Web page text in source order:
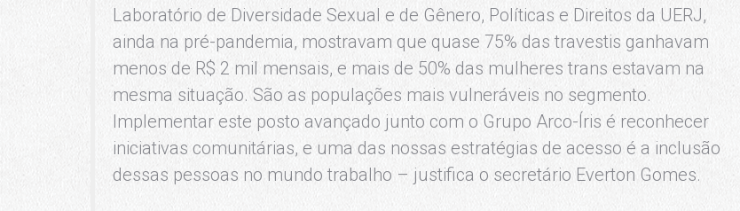
Laboratório de Diversidade Sexual e de Gênero, Políticas e Direitos da UERJ,
ainda na pré-pandemia, mostravam que quase 75% das travestis ganhavam
menos de R$ 2 mil mensais, e mais de 50% das mulheres trans estavam na
mesma situação. São as populações mais vulneráveis no segmento.
Implementar este posto avançado junto com o Grupo Arco-Íris é reconhecer
iniciativas comunitárias, e uma das nossas estratégias de acesso é a inclusão
dessas pessoas no mundo trabalho – justifica o secretário Everton Gomes.